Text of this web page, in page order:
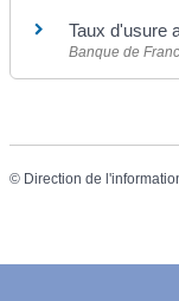
Taux d'usure
Banque de
© Direction de